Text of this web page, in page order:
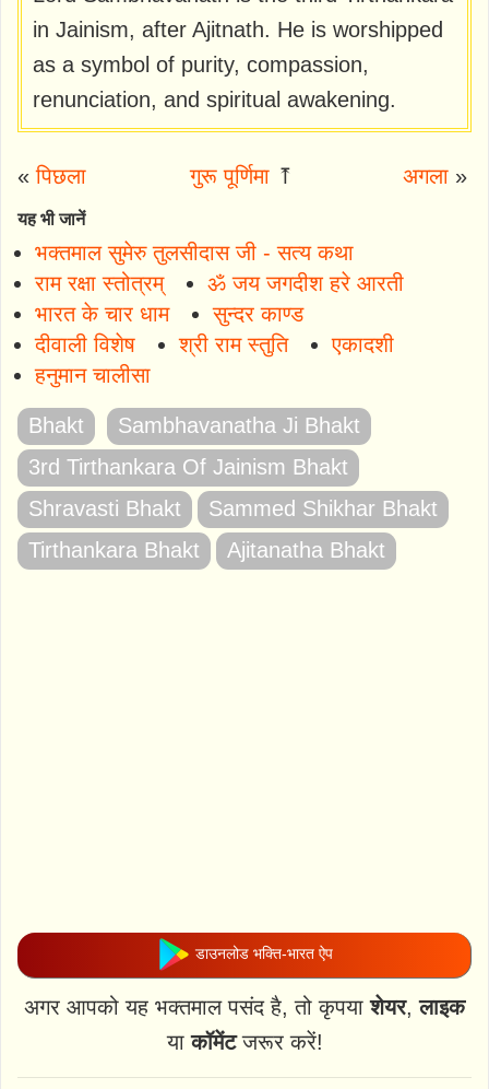
in Jainism, after Ajitnath. He is worshipped
as a symbol of purity, compassion,
renunciation, and spiritual awakening.
«पिछला गुरू पूर्णिमा⤒ अगला»
यह भी जानें
भक्तमाल सुमेरु तुलसीदास जी - सत्य कथा
राम रक्षा स्तोत्रम्
ॐ जय जगदीश हरे आरती
भारत के चार धाम
सुन्दर काण्ड
दीवाली विशेष
श्री राम स्तुति
एकादशी
हनुमान चालीसा
Bhakt
Sambhavanatha Ji Bhakt
3rd Tirthankara Of Jainism Bhakt
Shravasti Bhakt
Sammed Shikhar Bhakt
Tirthankara Bhakt
Ajitanatha Bhakt
डाउनलोड भक्ति-भारत ऐप
अगर आपको यह भक्तमाल पसंद है, तो कृपयाशेयर,लाइक
याकॉमेंटजरूर करें!